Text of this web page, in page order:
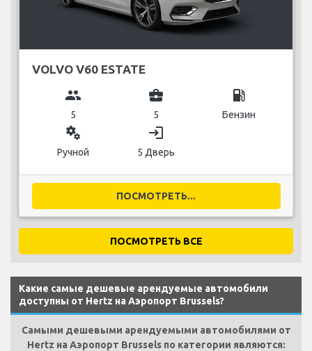
VOLVO V60 ESTATE
group
5
business_center
5
local_gas_station
Бензин
miscellaneous_services
Ручной
login
5 Дверь
ПОСМОТРЕТЬ...
ПОСМОТРЕТЬ ВСЕ
Какие самые дешевые арендуемые автомобили
доступны от Hertz на Аэропорт Brussels?
Самыми дешевыми арендуемыми автомобилями от
Hertz на Аэропорт Brussels по категории являются: